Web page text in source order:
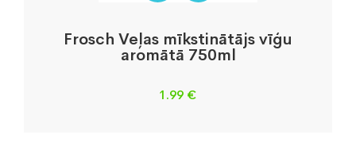
Frosch Veļas mīkstinātājs vīģu
aromātā 750ml
1.99 €